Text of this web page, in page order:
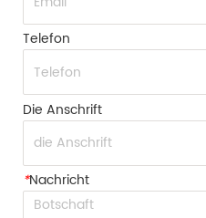
Telefon
Die Anschrift
*Nachricht